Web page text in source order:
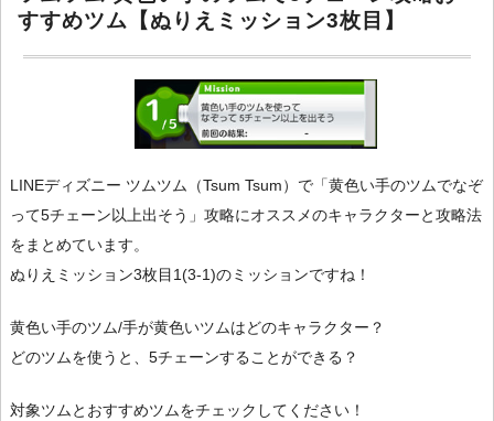
すすめツム【ぬりえミッション3枚目】
LINEディズニー ツムツム（Tsum Tsum）で「黄色い手のツムでなぞ
って5チェーン以上出そう」攻略にオススメのキャラクターと攻略法
をまとめています。
ぬりえミッション3枚目1(3-1)のミッションですね！
黄色い手のツム/手が黄色いツムはどのキャラクター？
どのツムを使うと、5チェーンすることができる？
対象ツムとおすすめツムをチェックしてください！